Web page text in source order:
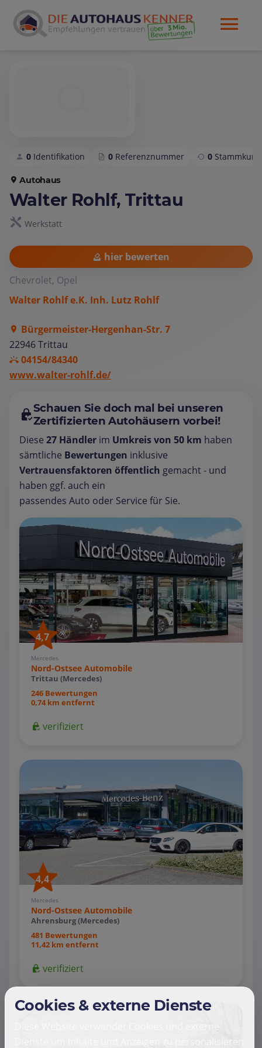
0 Identifikation 0 Referenznummer 0
Autohaus
Walter Rohlf, Trittau
Werkstatt
hier bewerten
Chevrolet, Opel
Walter Rohlf e.K. Inh. Lutz Rohlf
Bürgermeister-Hergenhan-Str. 7
22946 Trittau
04154/84340
www.walter-rohlf.de/
Schauen Sie doch mal bei unseren
Zertifizierten Autohäusern vorbei!
Diese 27 Händler im Umkreis von 50 km haben
sämtliche Bewertungen inklusive
Vertrauensfaktoren öffentlich gemacht - und
haben ggf. auch ein
passendes Auto oder Service für Sie.
4,7
Mercedes
Nord-Ostsee Automobile
Trittau (Mercedes)
246 Bewertungen
0,74 km entfernt
verifiziert
4,4
Mercedes
Nord-Ostsee Automobile
Ahrensburg (Mercedes)
481 Bewertungen
11,42 km entfernt
verifiziert
Cookies & externe Dienste
Dienste um Inhalte und Anzeigen zu personalisieren